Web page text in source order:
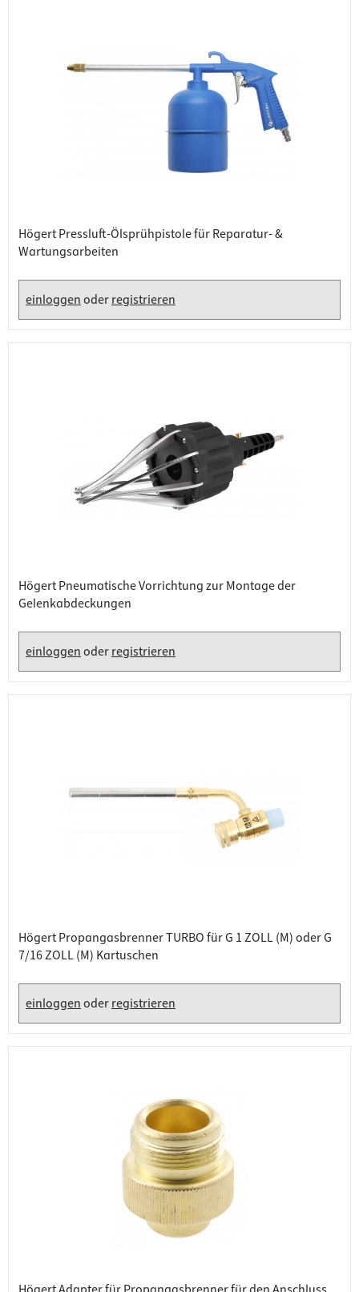
Högert Pressluft-Ölsprühpistole für Reparatur- &
Wartungsarbeiten
einloggenoderregistrieren
Högert Pneumatische Vorrichtung zur Montage der
Gelenkabdeckungen
einloggenoderregistrieren
Högert Propangasbrenner TURBO für G 1 ZOLL (M) oder G
7/16 ZOLL (M) Kartuschen
einloggenoderregistrieren